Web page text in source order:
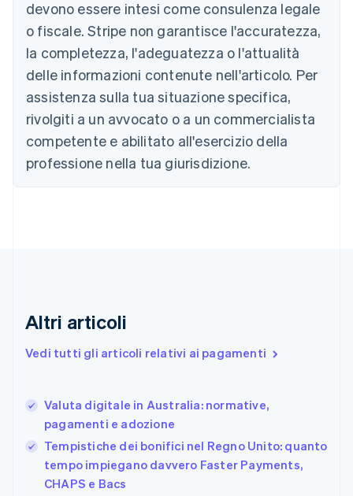
devono essere intesi come consulenza legale
o fiscale. Stripe non garantisce l'accuratezza,
la completezza, l'adeguatezza o l'attualità
delle informazioni contenute nell'articolo. Per
assistenza sulla tua situazione specifica,
rivolgiti a un avvocato o a un commercialista
competente e abilitato all'esercizio della
professione nella tua giurisdizione.
Altri articoli
Vedi tutti gli articoli relativi ai pagamenti
Valuta digitale in Australia: normative,
pagamenti e adozione
Tempistiche dei bonifici nel Regno Unito: quanto
tempo impiegano davvero Faster Payments,
CHAPS e Bacs
Belgio
Nederlands Français English
Brasile
PortuguêsEnglish
Bulgaria
Canada
EnglishFrançais
Cina continentale
简体中文English
Cipro
Finlandia
Francia
DeutschEnglish
Giappone
日本語 English
Gibilterra
English
Grecia